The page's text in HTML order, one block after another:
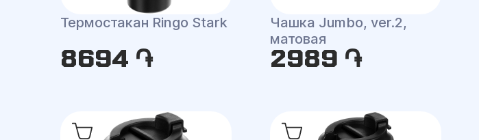
Термостакан Ringo Stark
8694 ֏
Чашка Jumbo, ver.2,
матовая
2989 ֏